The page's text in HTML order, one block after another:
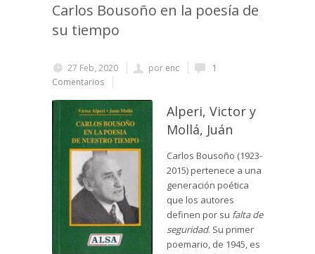
Carlos Bousoño en la poesía de
su tiempo
27 Feb, 2020 por enc
1
Comentarios
Alperi, Victor y
Mollá, Juán
Carlos Bousoño (1923-
2015) pertenece a una
generación poética
que los autores
definen por su falta de
seguridad. Su primer
poemario, de 1945, es